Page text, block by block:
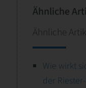
Ähnliche
Ähnliche
Wie wirkt
der